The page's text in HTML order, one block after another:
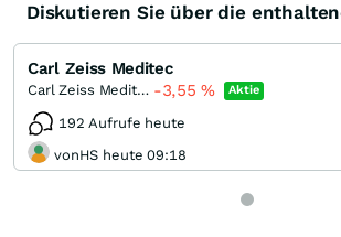
Diskutieren Sie über die
Carl Zeiss Meditec
Carl Zeiss Meditec -3,55% Aktie
192 Aufrufe heute
vonHS heute 09:18